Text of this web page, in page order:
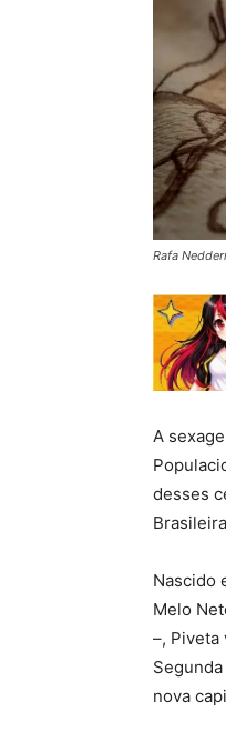
Rafa
A
desses
Nascido
Melo
–, Piveta
nova